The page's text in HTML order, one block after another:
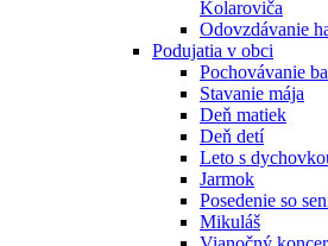
Kolaroviča
Odovzdávanie
Podujatia v obci
Pochovávanie
Stavanie mája
Deň matiek
Deň detí
Leto s
Jarmok
Posedenie so
Mikuláš